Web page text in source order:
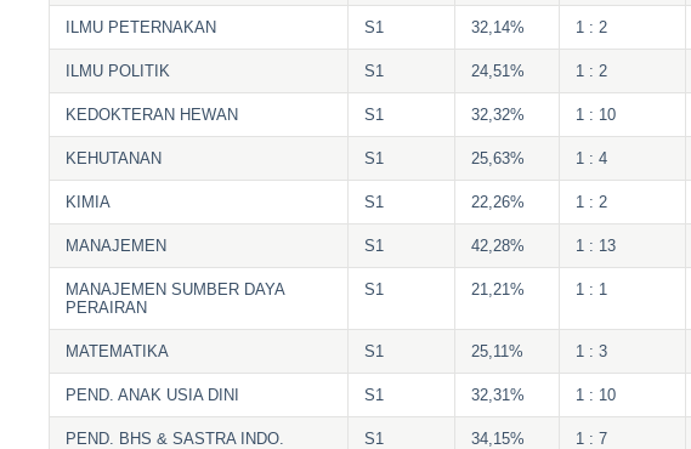
ILMU PETERNAKAN S1 32,14% 1 : 2
ILMU POLITIK S1 24,51% 1 : 2
KEDOKTERAN HEWAN S1 32,32% 1 : 10
KEHUTANAN S1 25,63% 1 : 4
KIMIA S1 22,26% 1 : 2
MANAJEMEN S1 42,28% 1 : 13
MANAJEMEN SUMBER DAYA
PERAIRAN
S1 21,21% 1 : 1
MATEMATIKA S1 25,11% 1 : 3
PEND. ANAK USIA DINI S1 32,31% 1 : 10
PEND. BHS & SASTRA INDO. S1 34,15% 1 : 7